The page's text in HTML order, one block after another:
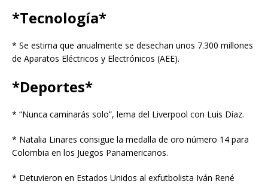
*Tecnología*
* Se estima que anualmente se desechan unos 7.300 millones
de Aparatos Eléctricos y Electrónicos (AEE).
*Deportes*
* “Nunca caminarás solo”, lema del Liverpool con Luis Díaz.
* Natalia Linares consigue la medalla de oro número 14 para
Colombia en los Juegos Panamericanos.
* Detuvieron en Estados Unidos al exfutbolista Iván René